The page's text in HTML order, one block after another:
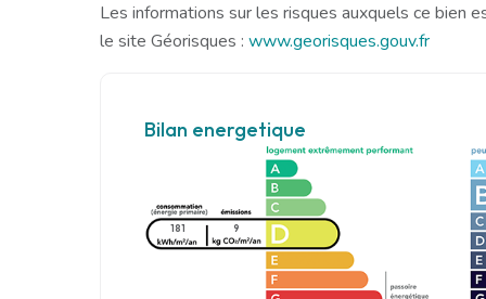
Les informations sur les risques auxquels ce bien
le site Géorisques : www.georisques.gouv.fr
Bilan energetique
181 9